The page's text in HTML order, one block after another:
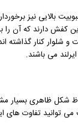
بالایی نیز
کفش دارند که آن را
شلوار کنار گذاشته
می باشند.
شکل ظاهری بسیار
می توانید تفاوت های